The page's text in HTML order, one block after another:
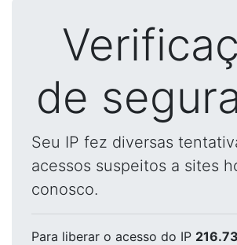
de
Seu IP fez diversas
acessos suspeitos a sites
conosco.
Para liberar o acesso do IP